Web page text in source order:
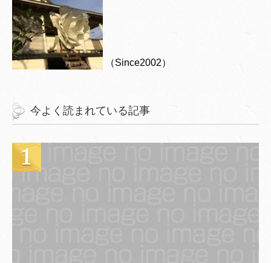
（Since2002）
今よく読まれている記事